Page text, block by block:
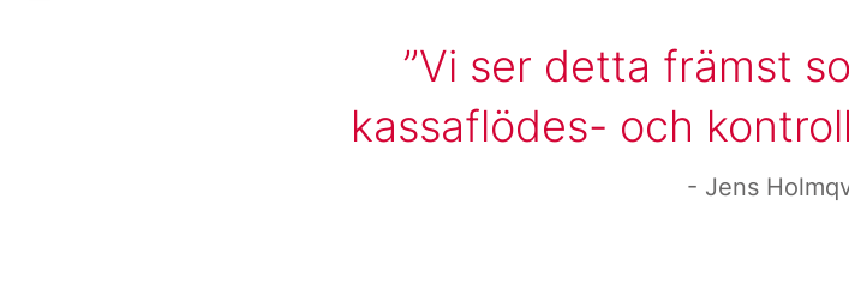
Vi ser detta främst
kassaflödes- och
Jens